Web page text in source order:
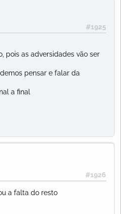
#1925
pois as adversidades vão ser
pensar e falar da
a final
#1926
a falta do resto